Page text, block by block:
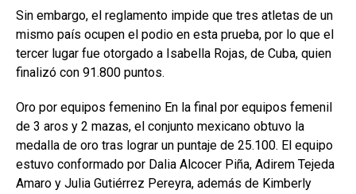
Sin embargo, el reglamento impide que tres atletas de un
mismo país ocupen el podio en esta prueba, por lo que el
tercer lugar fue otorgado a Isabella Rojas, de Cuba, quien
finalizó con 91.800 puntos.
Oro por equipos femenino En la final por equipos femenil
de 3 aros y 2 mazas, el conjunto mexicano obtuvo la
medalla de oro tras lograr un puntaje de 25.100. El equipo
estuvo conformado por Dalia Alcocer Piña, Adirem Tejeda
Amaro y Julia Gutiérrez Pereyra, además de Kimberly